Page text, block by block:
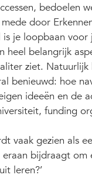
bedoelen
door
is je loopbaan
heel belangrijk
ziet.
benieuwd: hoe
ideeën en de
funding
vaak gezien als
bijdraagt
leren?’